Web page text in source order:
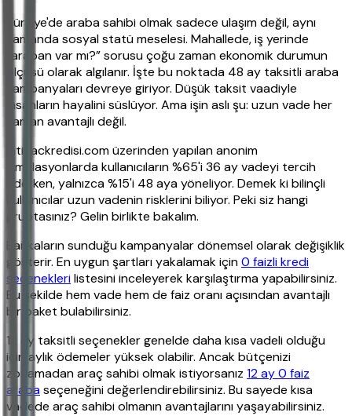
Türkiye'de araba sahibi olmak sadece ulaşım değil, aynı
zamanda sosyal statü meselesi. Mahallede, iş yerinde
“araban var mı?” sorusu çoğu zaman ekonomik durumun
ölçüsü olarak algılanır. İşte bu noktada 48 ay taksitli araba
kampanyaları devreye giriyor. Düşük taksit vaadiyle
insanların hayalini süslüyor. Ama işin aslı şu: uzun vade her
zaman avantajlı değil.
ihtiyackredisi.com üzerinden yapılan anonim
simülasyonlarda kullanıcıların %65'i 36 ay vadeyi tercih
ederken, yalnızca %15'i 48 aya yöneliyor. Demek ki bilinçli
kullanıcılar uzun vadenin risklerini biliyor. Peki siz hangi
gruptasınız? Gelin birlikte bakalım.
Bankaların sunduğu kampanyalar dönemsel olarak değişiklik
gösterir. En uygun şartları yakalamak için0 faizli kredi
seçeneklerilistesini inceleyerek karşılaştırma yapabilirsiniz.
Bu şekilde hem vade hem de faiz oranı açısından avantajlı
bir paket bulabilirsiniz.
12 ay taksitli seçenekler genelde daha kısa vadeli olduğu
için aylık ödemeler yüksek olabilir. Ancak bütçenizi
zorlamadan araç sahibi olmak istiyorsanız 12 ay 0 faiz
arabaseçeneğini değerlendirebilirsiniz. Bu sayede kısa
vadede araç sahibi olmanın avantajlarını yaşayabilirsiniz.